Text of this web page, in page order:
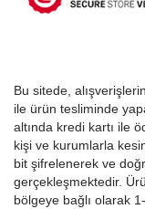
Bu sitede,
ile ürün tesliminde
altında kredi kartı ile
kişi ve kurumlarla
bit şifrelenerek ve
gerçekleşmektedir.
bölgeye bağlı olarak